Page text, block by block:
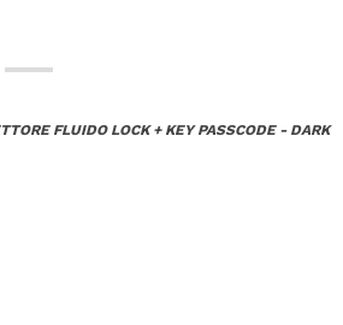
FLUIDO LOCK + KEY PASSCODE - DARK